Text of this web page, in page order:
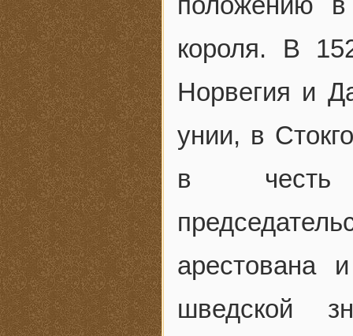
короля. В
Норвегия и
унии, в
в честь
арестована
шведской